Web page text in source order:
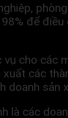
để điều
vụ cho các
xuất các
doanh sản
là các